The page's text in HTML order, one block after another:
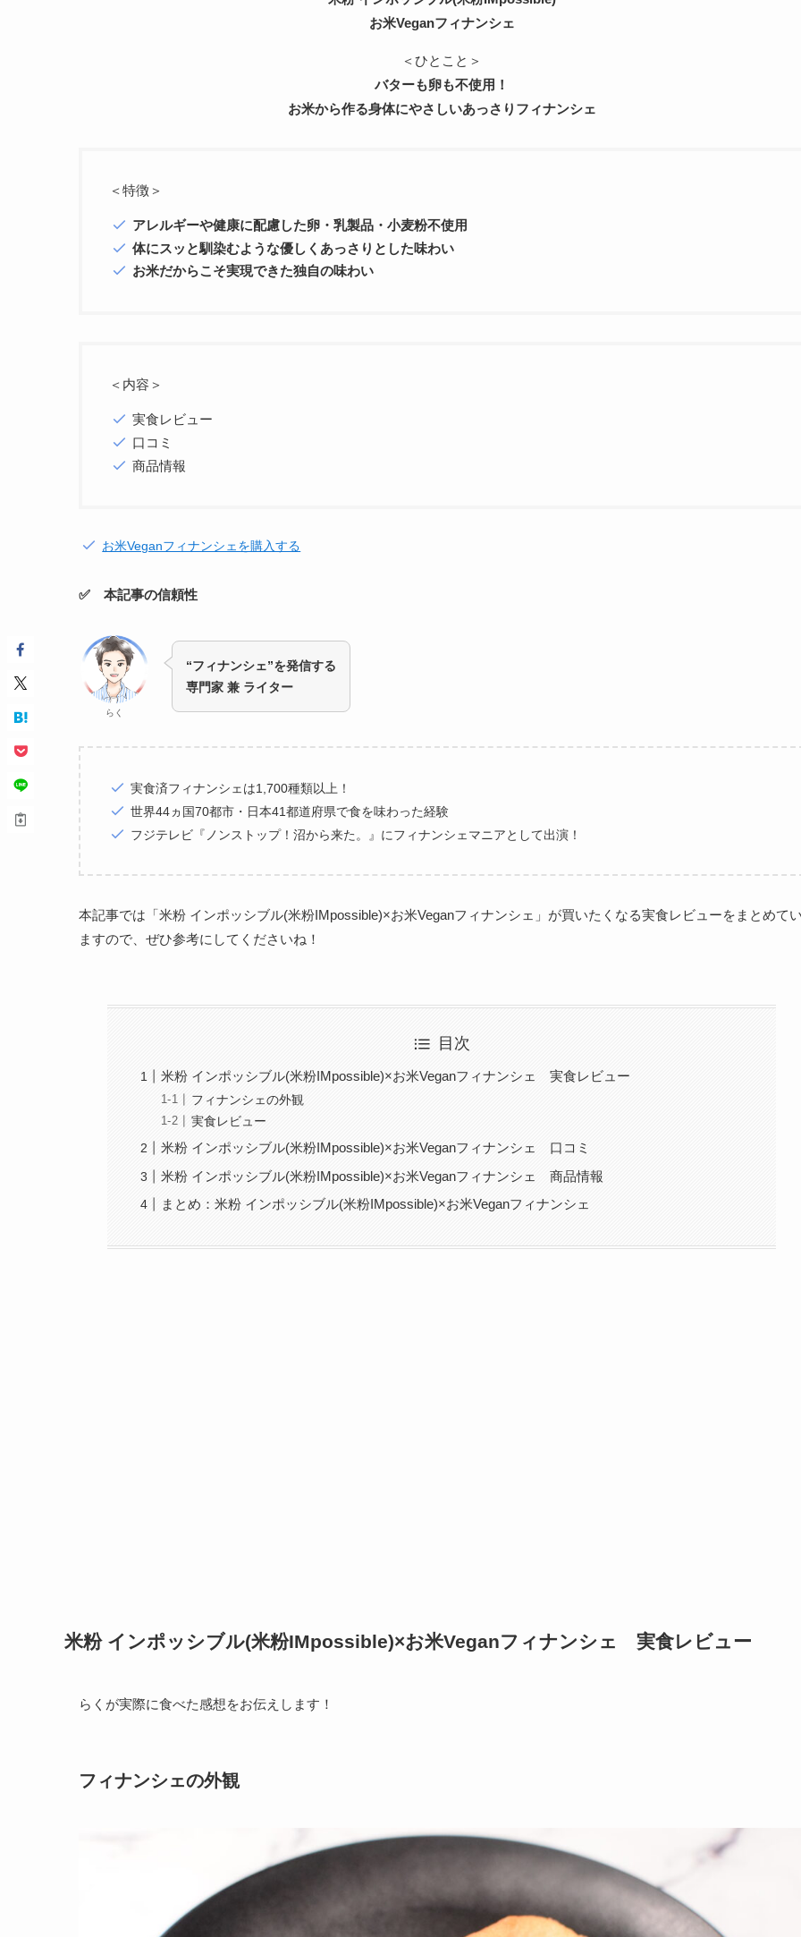
お米Veganフィナンシェ
＜ひとこと＞
バターも卵も不使用！
お米から作る身体にやさしいあっさりフィナンシェ
＜特徴＞
アレルギーや健康に配慮した卵・乳製品・小麦粉不使用
体にスッと馴染むような優しくあっさりとした味わい
お米だからこそ実現できた独自の味わい
＜内容＞
実食レビュー
口コミ
商品情報
お米Veganフィナンシェを購入する
✅ 本記事の信頼性
らく
“フィナンシェ”を発信する
専門家 兼 ライター
実食済フィナンシェは1,700種類以上！
世界44ヵ国70都市・日本41都道府県で食を味わった経験
フジテレビ『ノンストップ！沼から来た。』にフィナンシェマニアとして出演！
本記事では「米粉 インポッシブル(米粉IMpossible)×お米Veganフィナンシェ」が買いたくなる実食レビューをまとめて
ますので、ぜひ参考にしてくださいね！
目次
米粉 インポッシブル(米粉IMpossible)×お米Veganフィナンシェ 実食レビュー
フィナンシェの外観
実食レビュー
米粉 インポッシブル(米粉IMpossible)×お米Veganフィナンシェ 口コミ
米粉 インポッシブル(米粉IMpossible)×お米Veganフィナンシェ 商品情報
まとめ：米粉 インポッシブル(米粉IMpossible)×お米Veganフィナンシェ
米粉 インポッシブル(米粉IMpossible)×お米Veganフィナンシェ 実食レビュー
らくが実際に食べた感想をお伝えします！
フィナンシェの外観